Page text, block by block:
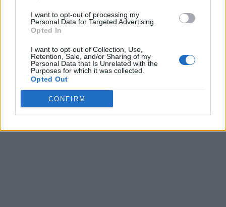
I want to opt-out of processing my
Personal Data for Targeted Advertising.
Opted In
I want to opt-out of Collection, Use,
Retention, Sale, and/or Sharing of my
Personal Data that Is Unrelated with the
Purposes for which it was collected.
Opted Out
CONFIRM